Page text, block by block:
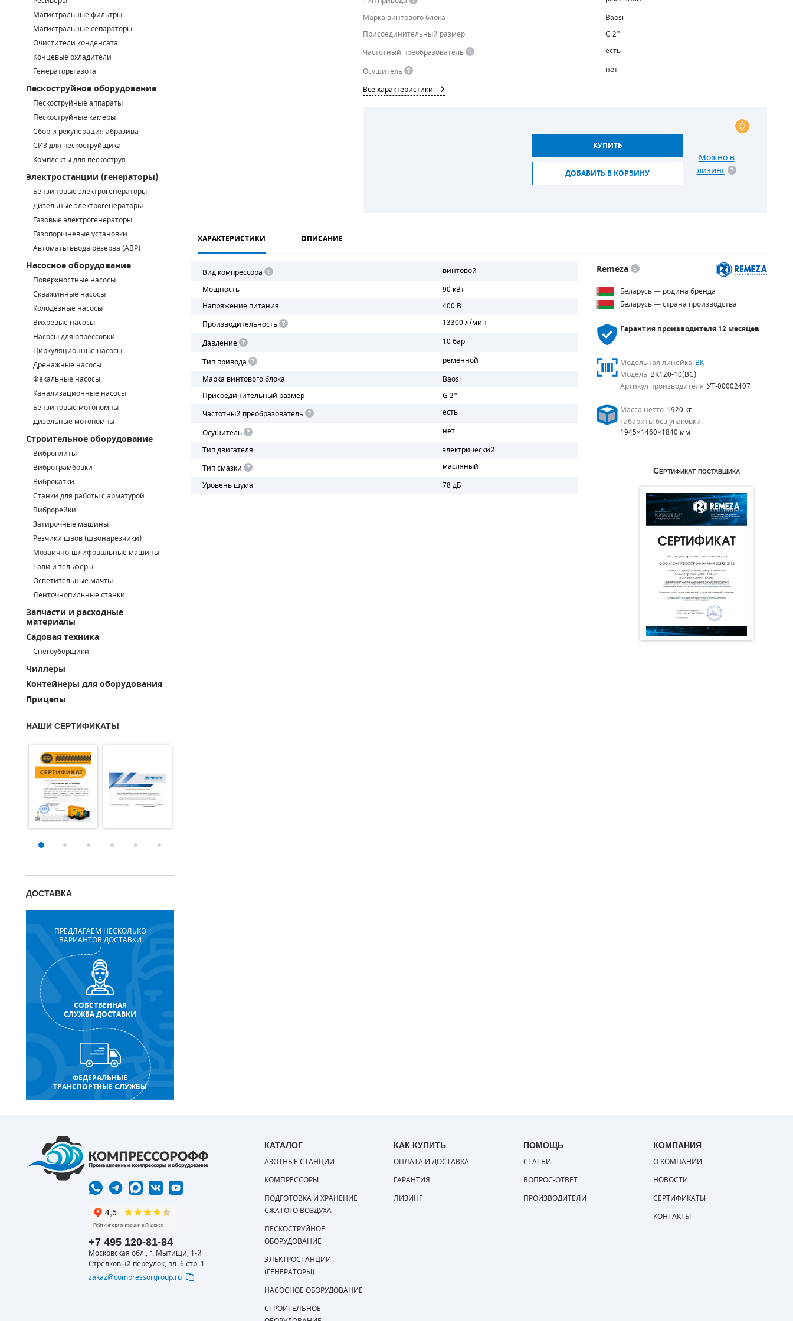
Магистральные фильтры
Магистральные сепараторы
Очистители конденсата
Концевые охладители
Генераторы азота
Пескоструйное оборудование
Пескоструйные аппараты
Пескоструйные камеры
Сбор и рекуперация абразива
СИЗ для пескоструйщика
Комплекты для пескоструя
Электростанции (генераторы)
Бензиновые электрогенераторы
Дизельные электрогенераторы
Газовые электрогенераторы
Газопоршневые установки
Автоматы ввода резерва (АВР)
Насосное оборудование
Поверхностные насосы
Скважинные насосы
Колодезные насосы
Вихревые насосы
Насосы для опрессовки
Циркуляционные насосы
Дренажные насосы
Фекальные насосы
Канализационные насосы
Бензиновые мотопомпы
Дизельные мотопомпы
Строительное оборудование
Виброплиты
Вибротрамбовки
Виброкатки
Станки для работы с арматурой
Виброрейки
Затирочные машины
Резчики швов (швонарезчики)
Мозаично-шлифовальные машины
Тали и тельферы
Осветительные мачты
Ленточнопильные станки
Запчасти и расходные
материалы
Садовая техника
Снегоуборщики
Чиллеры
Контейнеры для оборудования
Прицепы
НАШИ СЕРТИФИКАТЫ
ДОСТАВКА
ПРЕДЛАГАЕМ НЕСКОЛЬКО
ВАРИАНТОВ ДОСТАВКИ
СОБСТВЕННАЯ
СЛУЖБА ДОСТАВКИ
ФЕДЕРАЛЬНЫЕ
ТРАНСПОРТНЫЕ СЛУЖБЫ
Марка винтового блока
Baosi
Присоединительный размер
G 2"
Частотный преобразователь
есть
Осушитель
нет
Все характеристики
КУПИТЬ
ДОБАВИТЬ В КОРЗИНУ
Можно в
лизинг
ХАРАКТЕРИСТИКИ ОПИСАНИЕ
Вид компрессора
винтовой
Мощность
90 кВт
Напряжение питания
400 В
Производительность
13300 л/мин
Давление
10 бар
Тип привода
ременной
Марка винтового блока
Baosi
Присоединительный размер
G 2"
Частотный преобразователь
есть
Осушитель
нет
Тип двигателя
электрический
Тип смазки
масляный
Уровень шума
78 дБ
Remeza
Беларусь — родина бренда
Беларусь — страна производства
Гарантия производителя12 месяцев
Модельная линейка ВК
Модель ВК120-10(ВС)
Артикул производителя УТ-00002407
Масса нетто 1920 кг
Габариты без упаковки
1945×1460×1840 мм
Сертификат поставщика
+7 495 120-81-84
Московская обл., г. Мытищи, 1-й
Стрелковый переулок, вл. 6 стр. 1
zakaz@compressorgroup.ru
КАТАЛОГ
АЗОТНЫЕ СТАНЦИИ
КОМПРЕССОРЫ
ПОДГОТОВКА И ХРАНЕНИЕ
СЖАТОГО ВОЗДУХА
ПЕСКОСТРУЙНОЕ
ОБОРУДОВАНИЕ
ЭЛЕКТРОСТАНЦИИ
(ГЕНЕРАТОРЫ)
НАСОСНОЕ ОБОРУДОВАНИЕ
СТРОИТЕЛЬНОЕ
КАК КУПИТЬ
ОПЛАТА И ДОСТАВКА
ГАРАНТИЯ
ЛИЗИНГ
ПОМОЩЬ
СТАТЬИ
ВОПРОС-ОТВЕТ
ПРОИЗВОДИТЕЛИ
КОМПАНИЯ
О КОМПАНИИ
НОВОСТИ
СЕРТИФИКАТЫ
КОНТАКТЫ
САДОВАЯ ТЕХНИКА
КОНТЕЙНЕРЫ ДЛЯ ОБОРУДОВАНИЯ
КАНАЛИЗАЦИОННЫЕ НАСОСЫ
ДИЗЕЛЬНЫЕ МОТОПОМПЫ
ТАЛИ И ТЕЛЬФЕРЫ
ЛЕНТОЧНОПИЛЬНЫЕ СТАНКИ
КОНТРОЛЛЕРЫ (БЛОКИ УПРАВЛЕНИЯ)
ВПУСКНЫЕ КЛАПАНЫ
ОБРАТНЫЕ КЛАПАНЫ
КЛАПАНЫ МИНИМАЛЬНОГО ДАВЛЕНИЯ
РЕЛЕ ДАВЛЕНИЯ ДЛЯ ДЛЯ КОМПРЕССОРОВ
ДАТЧИКИ
РУКАВА ВЫСОКОГО ДАВЛЕНИЯ (РВД)
ЗАПЧАСТИ ДЛЯ ВИНТОВЫХ КОМПРЕССОРОВ
СМЕННЫЕ ЭЛЕМЕНТЫ МАГИСТРАЛЬНЫХ ФИЛЬТРОВ
ДЛЯ АДСОРБЦИОННЫХ ОСУШИТЕЛЕЙ
ЭЛЕКТРОДВИГАТЕЛИ
БЕНЗИНОВЫЕ ДВИГАТЕЛИ
ДИЗЕЛЬНЫЕ ДВИГАТЕЛИ
ФИЛЬТРЫ ТОПЛИВНЫЕ
МОТОРНОЕ МАСЛО
РАДИАТОРЫ
ПОДШИПНИКИ
ПОРШНЕВЫЕ БЛОКИ
ДЕТАЛИ ПОРШНЕВЫХ КОМПРЕССОРОВ
ДЕТАЛИ СПИРАЛЬНЫХ КОМПРЕССОРОВ
ДЕТАЛИ НАСОСНОЙ ЧАСТИ
ДЕТАЛИ ПОГРУЖНЫХ НАСОСОВ
ШЛАНГИ ДЛЯ МОТОПОМП
ДЛЯ ВАКУУМНЫХ НАСОСОВ